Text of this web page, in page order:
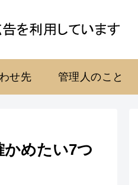
せ先 管理人のこと
めたい7つ